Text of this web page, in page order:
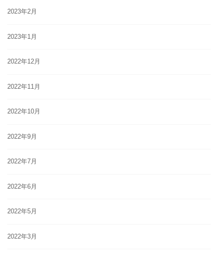
2023年2月
2023年1月
2022年12月
2022年11月
2022年10月
2022年9月
2022年7月
2022年6月
2022年5月
2022年3月